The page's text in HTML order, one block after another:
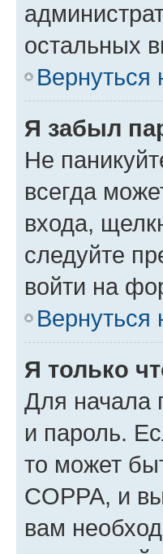
остальных
Вернуться
Я забыл
Не
всегда
входа,
следуйте
войти на
Вернуться
Я только
Для начала
и пароль.
то может
COPPA, и
вам